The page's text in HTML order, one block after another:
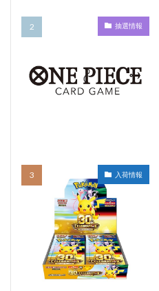
抽選情報
入荷情報